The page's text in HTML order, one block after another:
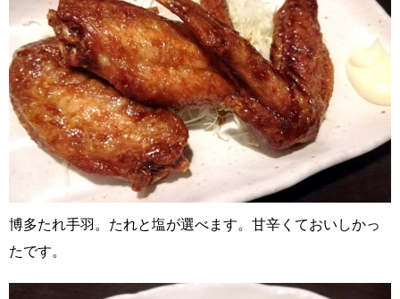
博多たれ手羽。たれと塩が選べます。甘辛くておいしかっ
たです。